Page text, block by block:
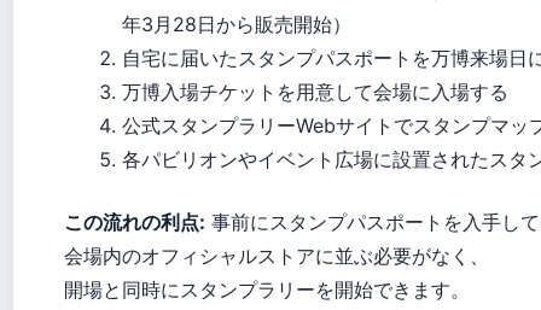
年3月28日から販売開始）
自宅に届いたスタンプパスポートを万博来場日
万博入場チケットを用意して会場に入場する
公式スタンプラリーWebサイトでスタンプマッ
各パビリオンやイベント広場に設置されたスタ
この流れの利点: 事前にスタンプパスポートを入手し
会場内のオフィシャルストアに並ぶ必要がなく、
開場と同時にスタンプラリーを開始できます。